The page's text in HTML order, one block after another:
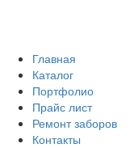
Главная
Каталог
Портфолио
Прайс лист
Ремонт заборов
Контакты